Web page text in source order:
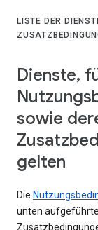
LISTE DER
Dienste,
sowie
gelten
Die
unten